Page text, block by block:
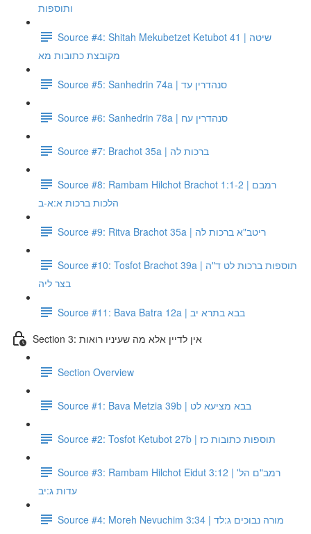
ותוספות
Source #4: Shitah Mekubetzet Ketubot 41 | שיטה
מקובצת כתובות מא
Source #5: Sanhedrin 74a | סנהדרין עד
Source #6: Sanhedrin 78a | סנהדרין עח
Source #7: Brachot 35a | ברכות לה
Source #8: Rambam Hilchot Brachot 1:1-2 | רמבם
הלכות ברכות א:א-ב
Source #9: Ritva Brachot 35a | ריטב"א ברכות לה
Source #10: Tosfot Brachot 39a | תוספות ברכות לט ד"ה
בצר ליה
Source #11: Bava Batra 12a | בבא בתרא יב
Section 3: אין לדיין אלא מה שעיניו רואות
Section Overview
Source #1: Bava Metzia 39b | בבא מציעא לט
Source #2: Tosfot Ketubot 27b | תוספות כתובות כז
Source #3: Rambam Hilchot Eidut 3:12 | רמב"ם הל'
עדות ג:יב
Source #4: Moreh Nevuchim 3:34 | מורה נבוכים ג:לד